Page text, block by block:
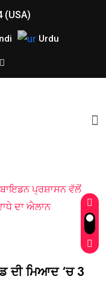
(USA)
Urdu
ਬਾਇਡਨ ਪ੍ਰਸ਼ਾਸਨ ਵੱਲੋਂ
ਦਾ ਐਲਾਨ
ਦੀ ਮਿਆਦ ‘ਚ 3